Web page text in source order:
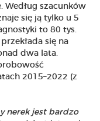
Według szacunków
się ją tylko u 5
to 80 tys.
się na
dwa lata.
2015–2022 (z
nerek jest bardzo